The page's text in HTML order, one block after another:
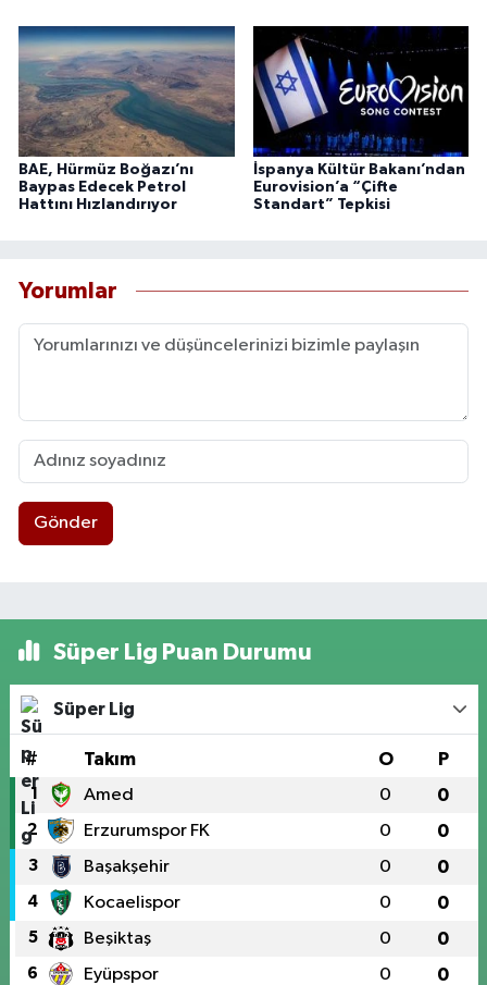
BAE, Hürmüz Boğazı’nı
Baypas Edecek Petrol
Hattını Hızlandırıyor
İspanya Kültür Bakanı’ndan
Eurovision’a “Çifte
Standart” Tepkisi
Yorumlar
Gönder
Süper Lig Puan Durumu
Süper Lig
# Takım O P
1 Amed 0 0
2 Erzurumspor FK 0 0
3 Başakşehir 0 0
4 Kocaelispor 0 0
5 Beşiktaş 0 0
6 Eyüpspor 0 0